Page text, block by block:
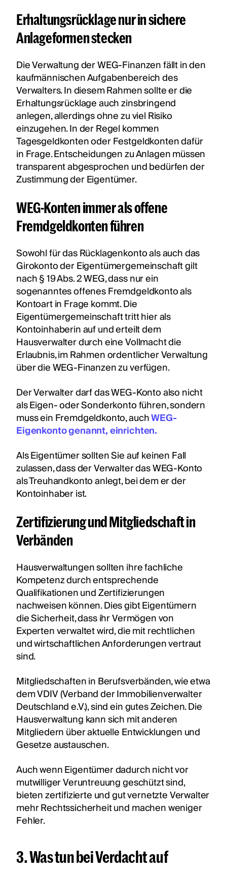
Erhaltungsrücklage nur in sichere
Anlageformen stecken
Die Verwaltung der WEG-Finanzen fällt in den
kaufmännischen Aufgabenbereich des
Verwalters. In diesem Rahmen sollte er die
Erhaltungsrücklage auch zinsbringend
anlegen, allerdings ohne zu viel Risiko
einzugehen. In der Regel kommen
Tagesgeldkonten oder Festgeldkonten dafür
in Frage. Entscheidungen zu Anlagen müssen
transparent abgesprochen und bedürfen der
Zustimmung der Eigentümer.
WEG-Konten immer als offene
Fremdgeldkonten führen
Sowohl für das Rücklagenkonto als auch das
Girokonto der Eigentümergemeinschaft gilt
nach § 19 Abs. 2 WEG, dass nur ein
sogenanntes offenes Fremdgeldkonto als
Kontoart in Frage kommt. Die
Eigentümergemeinschaft tritt hier als
Kontoinhaberin auf und erteilt dem
Hausverwalter durch eine Vollmacht die
Erlaubnis, im Rahmen ordentlicher Verwaltung
über die WEG-Finanzen zu verfügen.
Der Verwalter darf das WEG-Konto also nicht
als Eigen- oder Sonderkonto führen, sondern
muss ein Fremdgeldkonto, auchWEG-
Eigenkonto genannt, einrichten.
Als Eigentümer sollten Sie auf keinen Fall
zulassen, dass der Verwalter das WEG-Konto
als Treuhandkonto anlegt, bei dem er der
Kontoinhaber ist.
Zertifizierung und Mitgliedschaft in
Verbänden
Hausverwaltungen sollten ihre fachliche
Kompetenz durch entsprechende
Qualifikationen und Zertifizierungen
nachweisen können. Dies gibt Eigentümern
die Sicherheit, dass ihr Vermögen von
Experten verwaltet wird, die mit rechtlichen
und wirtschaftlichen Anforderungen vertraut
sind.
Mitgliedschaften in Berufsverbänden, wie etwa
dem VDIV (Verband der Immobilienverwalter
Deutschland e.V.), sind ein gutes Zeichen. Die
Hausverwaltung kann sich mit anderen
Mitgliedern über aktuelle Entwicklungen und
Gesetze austauschen.
Auch wenn Eigentümer dadurch nicht vor
mutwilliger Veruntreuung geschützt sind,
bieten zertifizierte und gut vernetzte Verwalter
mehr Rechtssicherheit und machen weniger
Fehler.
3. Was tun bei Verdacht auf